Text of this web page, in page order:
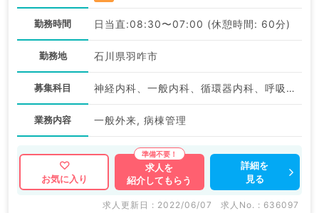
勤務時間 日当直:08:30〜07:00 (休憩時間: 60分)
勤務地 石川県羽咋市
募集科目 神経内科、一般内科、循環器内科、呼吸器内科、消化器内科、内分泌・代謝内科、腎臓内科、老年内科、血液内科、膠原病科
業務内容 一般外来, 病棟管理
お気に入り
求人を
紹介してもらう
詳細を
見る
求人更新日 : 2022/06/07 求人No. : 636097